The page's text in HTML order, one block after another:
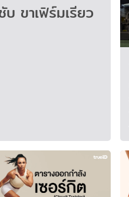
ขาเฟิร์มเรียว